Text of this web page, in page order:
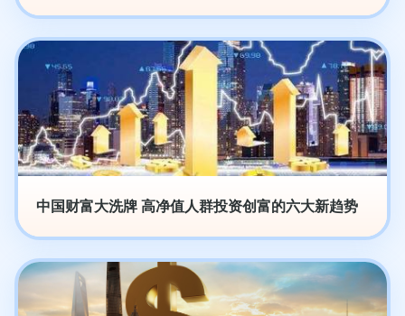
中国财富大洗牌 高净值人群投资创富的六大新趋势